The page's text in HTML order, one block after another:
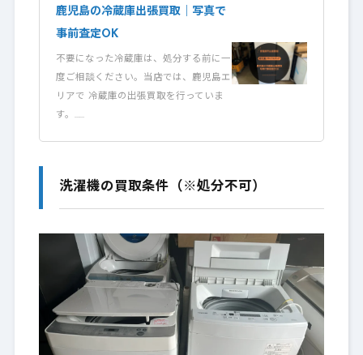
鹿児島の冷蔵庫出張買取｜写真で
事前査定OK
不要になった冷蔵庫は、処分する前に一
度ご相談ください。当店では、鹿児島エ
リアで 冷蔵庫の出張買取を行っていま
す。……
洗濯機の買取条件（※処分不可）